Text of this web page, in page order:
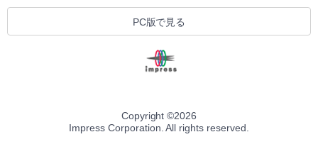
PC版で見る
Copyright ©2026
Impress Corporation. All rights reserved.